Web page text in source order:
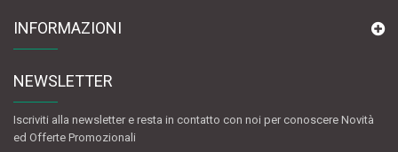
INFORMAZIONI
NEWSLETTER
Iscriviti alla newsletter e resta in contatto con noi per conoscere Novità
ed Offerte Promozionali